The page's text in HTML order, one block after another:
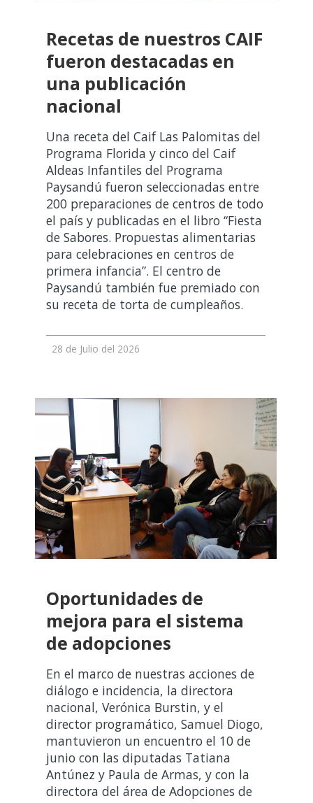
Recetas de nuestros CAIF
fueron destacadas en
una publicación
nacional
Una receta del Caif Las Palomitas del
Programa Florida y cinco del Caif
Aldeas Infantiles del Programa
Paysandú fueron seleccionadas entre
200 preparaciones de centros de todo
el país y publicadas en el libro “Fiesta
de Sabores. Propuestas alimentarias
para celebraciones en centros de
primera infancia”. El centro de
Paysandú también fue premiado con
su receta de torta de cumpleaños.
28 de Julio del 2026
Oportunidades de
mejora para el sistema
de adopciones
En el marco de nuestras acciones de
diálogo e incidencia, la directora
nacional, Verónica Burstin, y el
director programático, Samuel Diogo,
mantuvieron un encuentro el 10 de
junio con las diputadas Tatiana
Antúnez y Paula de Armas, y con la
directora del área de Adopciones de